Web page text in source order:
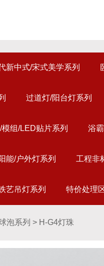
新中式/宋式美学系列
过道灯/阳台灯系列
模组/LED贴片系列 浴
能/户外灯系列 工程非
艺吊灯系列 特价处理
泡系列 > H-G4灯珠